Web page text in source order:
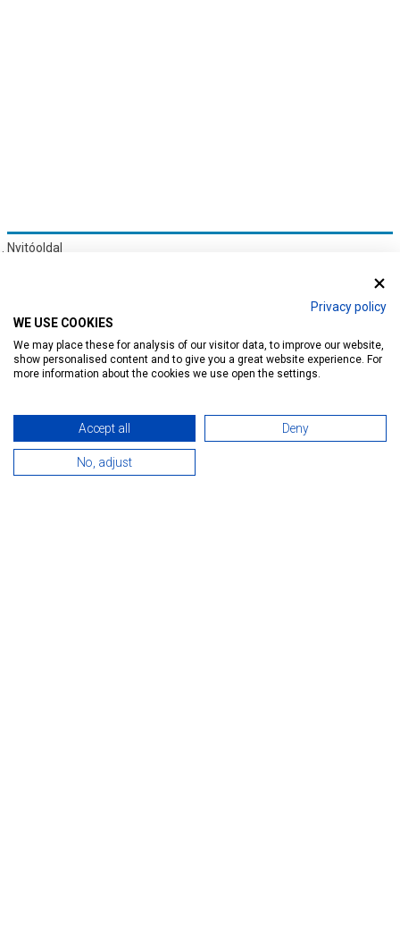
Privacy policy
WE USE COOKIES
We may place these for analysis of our visitor data, to improve our website,
show personalised content and to give you a great website experience. For
more information about the cookies we use open the settings.
Accept all Deny
No, adjust
Nyitóoldal
HÍREINK:
CSALÁDBARÁT(1 DB)